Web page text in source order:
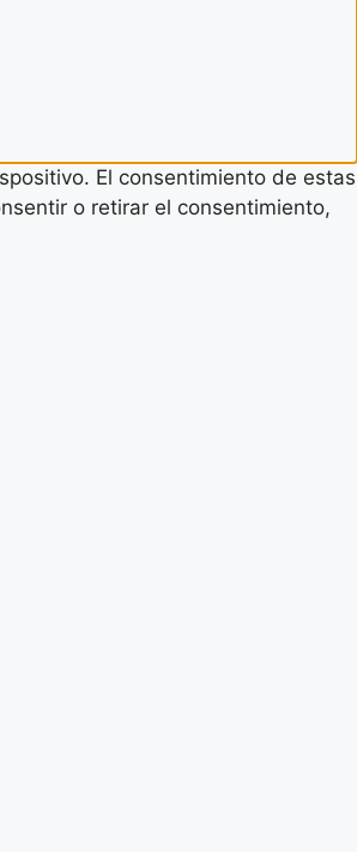
El consentimiento de estas
o retirar el consentimiento,